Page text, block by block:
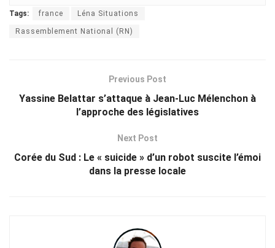
Tags: france Léna Situations
Rassemblement National (RN)
Previous Post
Yassine Belattar s’attaque à Jean-Luc Mélenchon à
l’approche des législatives
Next Post
Corée du Sud : Le « suicide » d’un robot suscite l’émoi
dans la presse locale